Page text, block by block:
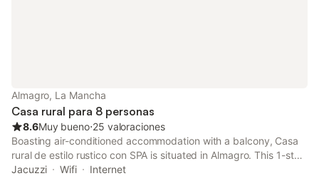
Almagro, La Mancha
Casa rural para 8 personas
8.6Muy bueno⋅25 valoraciones
Boasting air-conditioned accommodation with a balcony, Casa
rural de estilo rustico con SPA is situated in Almagro. This 1-star
country house offers a 24-hour front desk.
Jacuzzi Wifi
Internet